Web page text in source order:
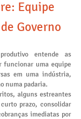
Equipe
Governo
entende as
funcionar uma equipe
em uma indústria,
numa padaria.
alguns estreantes
prazo, consolidar
imediatas por